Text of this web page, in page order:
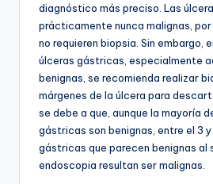
diagnóstico más preciso. Las
prácticamente nunca malignas,
no requieren biopsia. Sin embargo,
úlceras gástricas, especialmente
benignas, se recomienda realizar
márgenes de la úlcera para
se debe a que, aunque la mayoría
gástricas son benignas, entre el 3
gástricas que parecen benignas al
endoscopia resultan ser malignas.